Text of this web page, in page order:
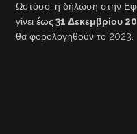
Ωστόσο, η δήλωση στην
γίνει έως 31 Δεκεμβρίου
θα φορολογηθούν το 2023.